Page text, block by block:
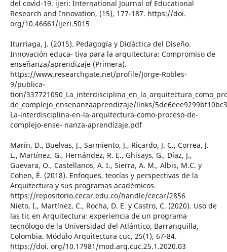
del covid-19. ijeri: International Journal of Educational
Research and Innovation, (15), 177-187. https://doi.
org/10.46661/ijeri.5015
Iturriaga, J. (2015). Pedagogía y Didáctica del Diseño.
Innovación educa- tiva para la arquitectura: Compromiso de
enseñanza/aprendizaje (Primera).
https://www.researchgate.net/profile/Jorge-Robles-
9/publica-
tion/
de_complejo_ensenanzaaprendizaje/links/
La-interdisciplina-en-la-arquitectura-como-proceso-de-
complejo-ense- nanza-aprendizaje.pdf
Marín, D., Buelvas, J., Sarmiento, J., Ricardo, J. C., Correa, J.
L., Martínez, G., Hernández, R. E., Ghisays, G., Díaz, J.,
Guevara, O., Castellanos, A. I., Sierra, A. M., Albis, M.C. y
Cohen, É. (2018). Enfoques, teorías y perspectivas de la
Arquitectura y sus programas académicos.
https://repositorio.cecar.edu.co/handle/cecar/2856
Nieto, I., Martínez, C., Rocha, D. E. y Castro, C. (2020). Uso de
las tic en Arquitectura: experiencia de un programa
tecnólogo de la Universidad del Atlántico, Barranquilla,
Colombia. Módulo Arquitectura cuc, 25(1), 67-84.
https://doi. org/10.17981/mod.arq.cuc.25.1.2020.03